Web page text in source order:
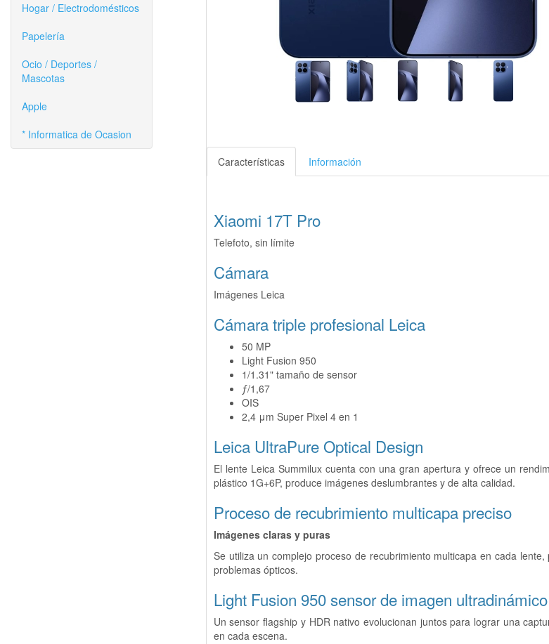
Hogar / Electrodomésticos
Papelería
Ocio / Deportes /
Mascotas
Apple
* Informatica de Ocasion
Características Información
Xiaomi 17T Pro
Telefoto, sin límite
Cámara
Imágenes Leica
Cámara triple profesional Leica
50 MP
Light Fusion 950
1/1.31" tamaño de sensor
ƒ/1,67
OIS
2,4 μm Super Pixel 4 en 1
Leica UltraPure Optical Design
El lente Leica Summilux cuenta con una gran apertura y ofrece un
plástico 1G+6P, produce imágenes deslumbrantes y de alta calidad.
Proceso de recubrimiento multicapa preciso
Imágenes claras y puras
Se utiliza un complejo proceso de recubrimiento multicapa en cada
problemas ópticos.
Light Fusion 950sensor de imagen ultradinámico
Un sensor flagship y HDR nativo evolucionan juntos para lograr una
en cada escena.